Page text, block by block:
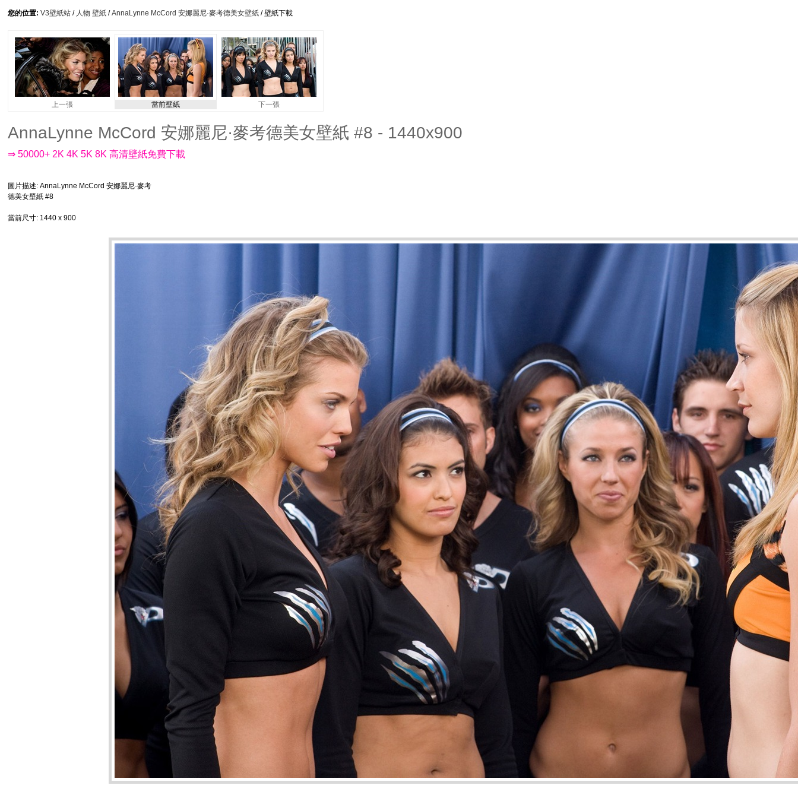
您的位置: V3壁紙站 / 人物 壁紙 /AnnaLynne McCord 安娜麗尼·麥考德美女壁紙 / 壁紙下載
上一張 當前壁紙 下一張
AnnaLynne McCord 安娜麗尼·麥考德美女壁紙 #8 - 1440x900
⇒ 50000+ 2K 4K 5K 8K 高清壁紙免費下載
圖片描述: AnnaLynne McCord 安娜麗尼·麥考
德美女壁紙 #8
當前尺寸: 1440 x 900